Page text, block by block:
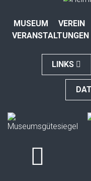
MUSEUM VEREIN
VERANSTALTUNGEN
LINKS